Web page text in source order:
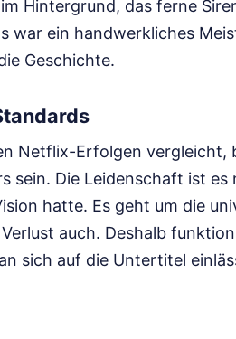
Hintergrund, das ferne
war ein handwerkliches
Geschichte.
Netflix-Erfolgen vergleicht,
sein. Die Leidenschaft ist
hatte. Es geht um die
auch. Deshalb
sich auf die Untertitel